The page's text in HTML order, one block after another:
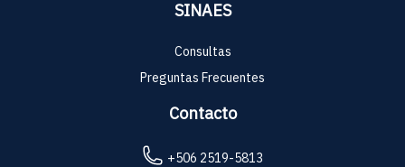
SINAES
Consultas
Preguntas Frecuentes
Contacto
+506 2519-5813